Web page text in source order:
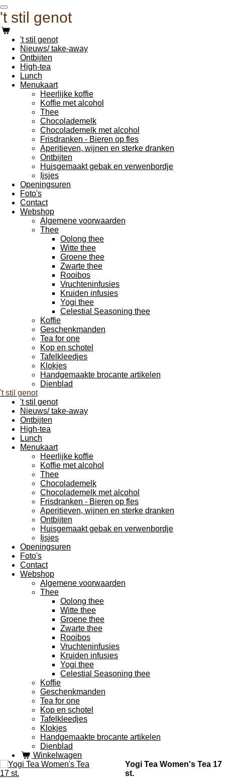
Ga
direct
naar
de
hoofdinhoud
't stil genot
't stil genot
Nieuws/ take-away
Ontbijten
High-tea
Lunch
Menukaart
Heerlijke koffie
Koffie met alcohol
Thee
Chocolademelk
Chocolademelk met alcohol
Frisdranken - Bieren op fles
Aperitieven, wijnen en sterke dranken
Ontbijten
Huisgemaakt gebak en verwenbordje
Ijsjes
Openingsuren
Foto's
Contact
Webshop
Algemene voorwaarden
Thee
Oolong thee
Witte thee
Groene thee
Zwarte thee
Rooibos
Vruchteninfusies
Kruiden infusies
Yogi thee
Celestial Seasoning thee
Koffie
Geschenkmanden
Tea for one
Kop en schotel
Tafelkleedjes
Klokjes
Handgemaakte brocante artikelen
Dienblad
't stil genot
't stil genot
Nieuws/ take-away
Ontbijten
High-tea
Lunch
Menukaart
Heerlijke koffie
Koffie met alcohol
Thee
Chocolademelk
Chocolademelk met alcohol
Frisdranken - Bieren op fles
Aperitieven, wijnen en sterke dranken
Ontbijten
Huisgemaakt gebak en verwenbordje
Ijsjes
Openingsuren
Foto's
Contact
Webshop
Algemene voorwaarden
Thee
Oolong thee
Witte thee
Groene thee
Zwarte thee
Rooibos
Vruchteninfusies
Kruiden infusies
Yogi thee
Celestial Seasoning thee
Koffie
Geschenkmanden
Tea for one
Kop en schotel
Tafelkleedjes
Klokjes
Handgemaakte brocante artikelen
Dienblad
Winkelwagen
Yogi Tea Women's Tea 17
st.